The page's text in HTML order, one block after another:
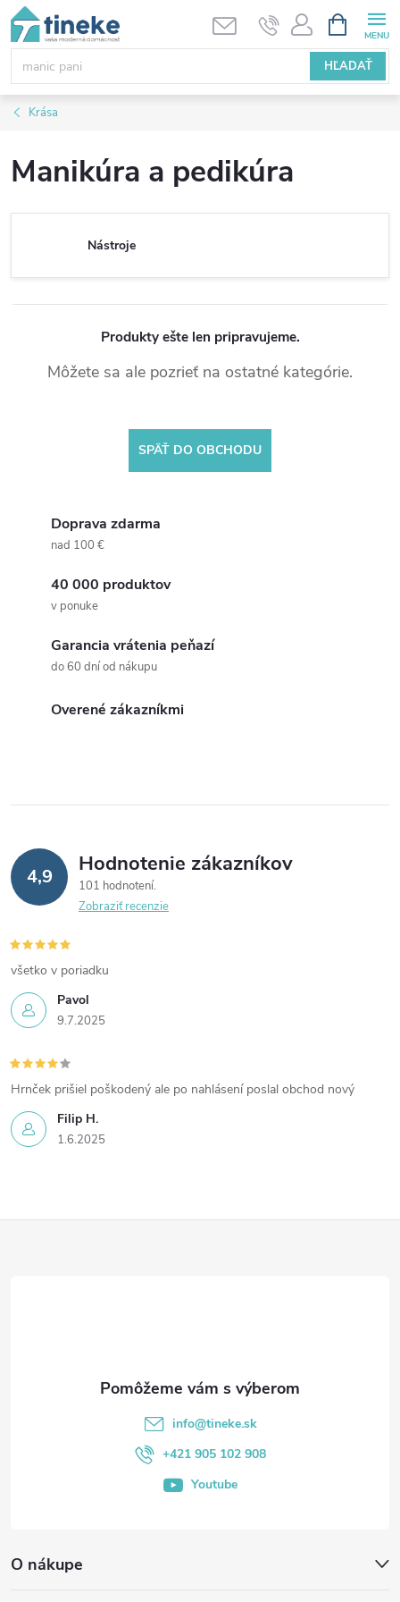
Prejsť
obsah
HĽADAŤ
KOŠÍK
Krása
Manikúra a pedikúra
Nástroje
Produkty ešte len pripravujeme.
Môžete sa ale pozrieť na ostatné kategórie.
SPÄŤ DO OBCHODU
Doprava zdarma
nad 100 €
40 000 produktov
v ponuke
Garancia vrátenia peňazí
do 60 dní od nákupu
Overené zákazníkmi
4,9 Hodnotenie zákazníkov
101 hodnotení
Zobraziť recenzie
Pavol
9.7.2025
všetko v poriadku
Filip H.
1.6.2025
Hrnček prišiel poškodený ale po nahlásení poslal obchod nový
O nákupe
info@tineke.sk
+421 905 102 908
Youtube